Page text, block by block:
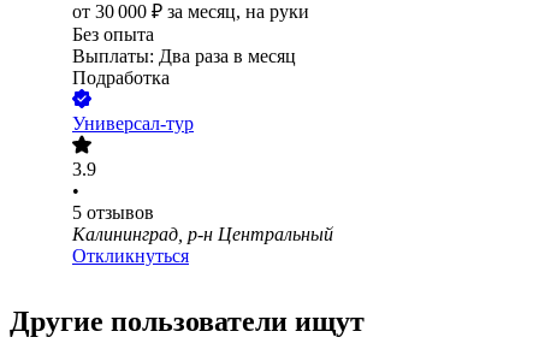
от 30 000 ₽ за месяц, на руки
Без опыта
Выплаты: Два раза в месяц
Подработка
Универсал-тур
3.9
•
5 отзывов
Калининград, р-н Центральный
Откликнуться
Другие пользователи ищут